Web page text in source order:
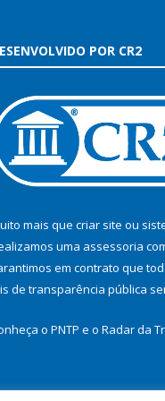
POR CR2
mais que criar site ou
uma assessoria
em contrato que
de transparência pública
o PNTP e o Radar da